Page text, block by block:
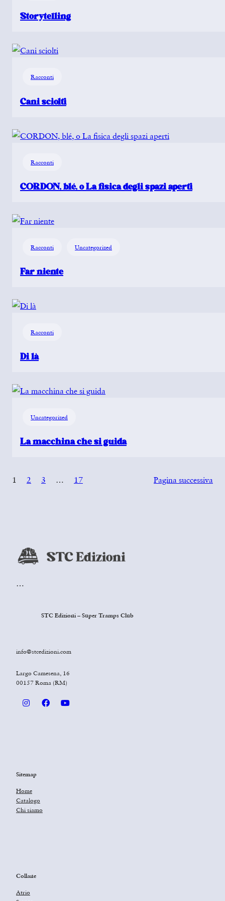
Storytelling
Racconti
Cani sciolti
Racconti
CORDON, blé, o La fisica degli spazi aperti
Racconti Uncategorized
Far niente
Racconti
Di là
Uncategorized
La macchina che si guida
1 2 3 … 17 Pagina successiva
…
STC Edizioni – Super Tramps Club
info@stcedizioni.com
Largo Camesena, 16
00157 Roma (RM)
Sitemap
Home
Catalogo
Chi siamo
Collane
Atrio